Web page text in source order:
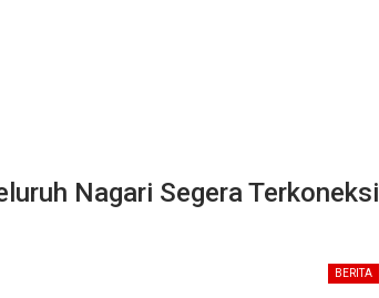
Nagari Segera Terkoneksi
BERITA